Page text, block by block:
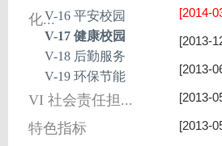
化...V-16 平安校园
V-17 健康校园
V-18 后勤服务
V-19 环保节能
VI 社会责任担...
特色指标
[2014-
[2013-
[2013-
[2013-
[2013-